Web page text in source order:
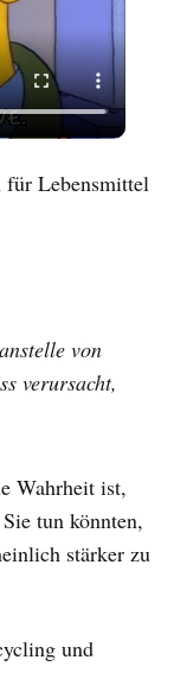
für Lebensmittel
von
verursacht,
Wahrheit ist,
tun könnten,
stärker zu
und